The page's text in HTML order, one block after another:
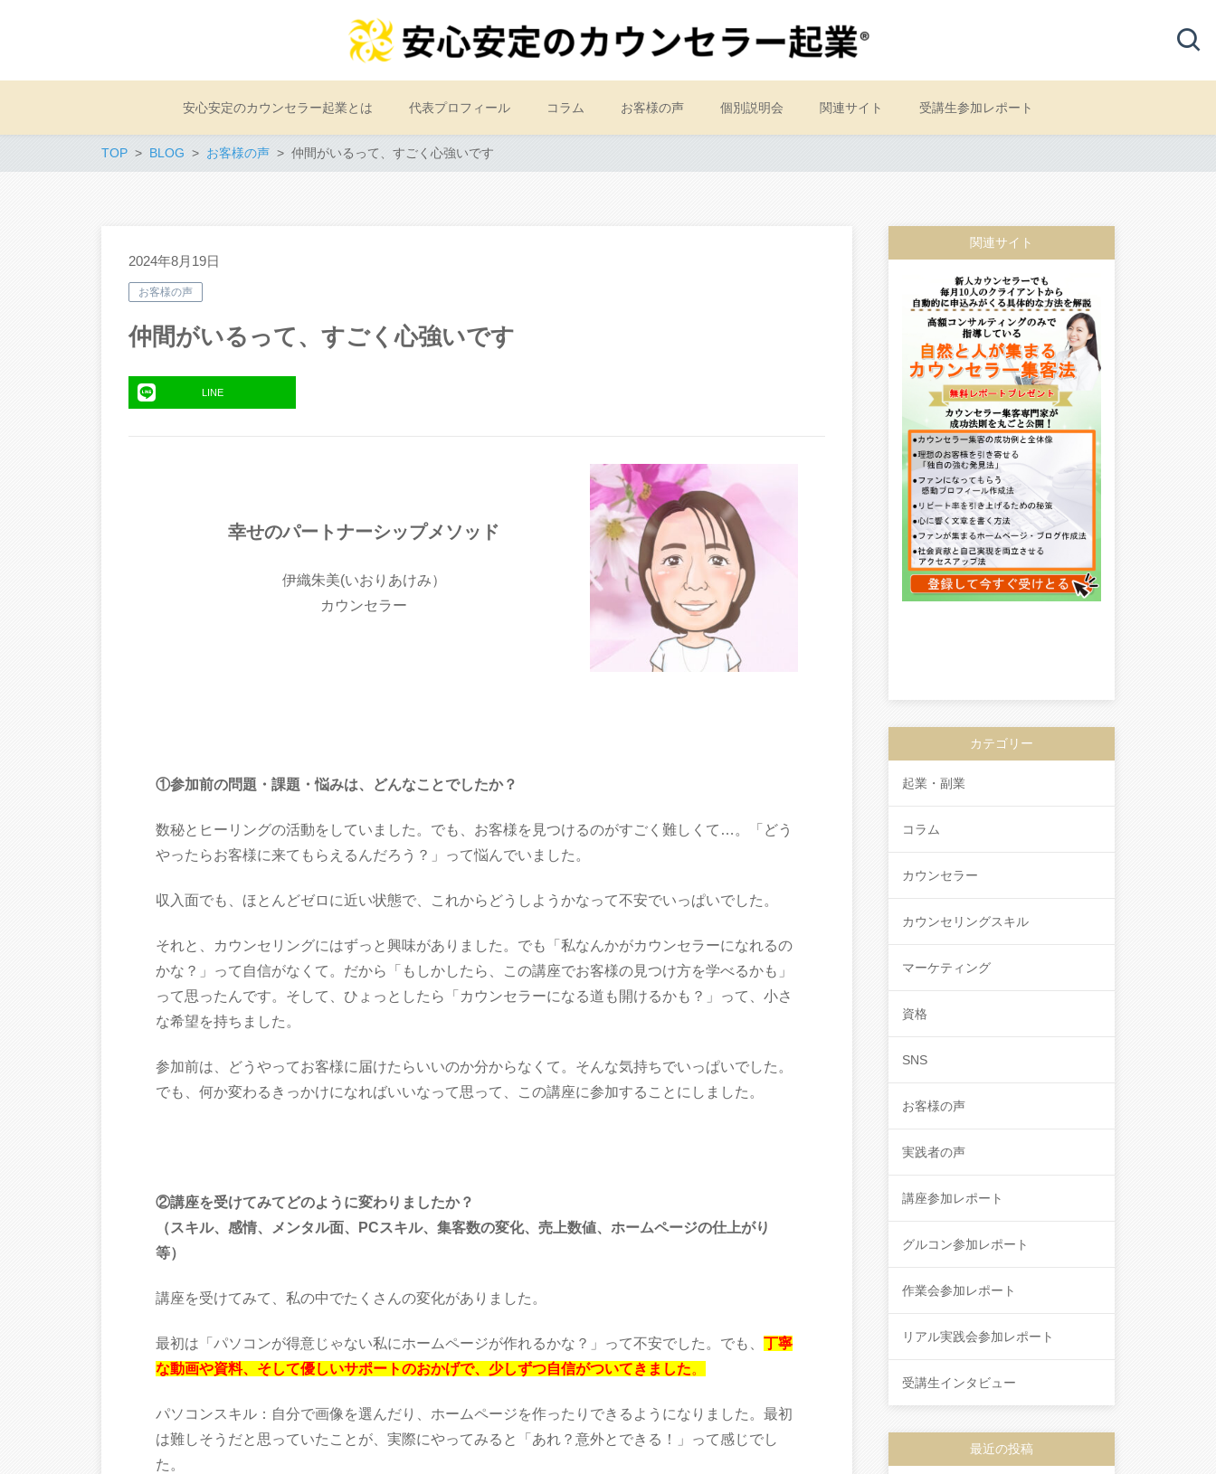
安心安定のカウンセラー起業とは 代表プロフィール コラム お客様の声 個別説明会 関連サイト 受講生参加レポート
TOP BLOG お客様の声 仲間がいるって、すごく心強いです
2024年8月19日
お客様の声
仲間がいるって、すごく心強いです
LINE
幸せのパートナーシップメソッド
伊織朱美(いおりあけみ）
カウンセラー
①参加前の問題・課題・悩みは、どんなことでしたか？
数秘とヒーリングの活動をしていました。でも、お客様を見つけるのがすごく難しくて…。「どう
やったらお客様に来てもらえるんだろう？」って悩んでいました。
収入面でも、ほとんどゼロに近い状態で、これからどうしようかなって不安でいっぱいでした。
それと、カウンセリングにはずっと興味がありました。でも「私なんかがカウンセラーになれるの
かな？」って自信がなくて。だから「もしかしたら、この講座でお客様の見つけ方を学べるかも」
って思ったんです。そして、ひょっとしたら「カウンセラーになる道も開けるかも？」って、小さ
な希望を持ちました。
参加前は、どうやってお客様に届けたらいいのか分からなくて。そんな気持ちでいっぱいでした。
でも、何か変わるきっかけになればいいなって思って、この講座に参加することにしました。
②講座を受けてみてどのように変わりましたか？
（スキル、感情、メンタル面、PCスキル、集客数の変化、売上数値、ホームページの仕上がり
等）
講座を受けてみて、私の中でたくさんの変化がありました。
最初は「パソコンが得意じゃない私にホームページが作れるかな？」って不安でした。でも、 丁寧
な動画や資料、そして優しいサポートのおかげで、少しずつ自信がついてきました。
パソコンスキル：自分で画像を選んだり、ホームページを作ったりできるようになりました。最初
は難しそうだと思っていたことが、実際にやってみると「あれ？意外とできる！」って感じでし
た。
関連サイト
カテゴリー
起業・副業
コラム
カウンセラー
カウンセリングスキル
マーケティング
資格
SNS
お客様の声
実践者の声
講座参加レポート
グルコン参加レポート
作業会参加レポート
リアル実践会参加レポート
受講生インタビュー
最近の投稿